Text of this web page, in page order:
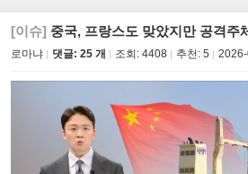
[이슈] 중국, 프랑스도 맞았지만 공격주
로마냐 댓글: 25 개 조회: 4408 추천: 5